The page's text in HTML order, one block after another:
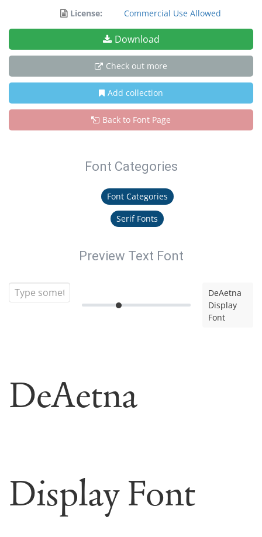
License: Commercial Use Allowed
Download
Check out more
Add collection
Back to Font Page
Font Categories
Font Categories
Serif Fonts
Preview Text Font
DeAetna
Display
Font
DeAetna
Display Font